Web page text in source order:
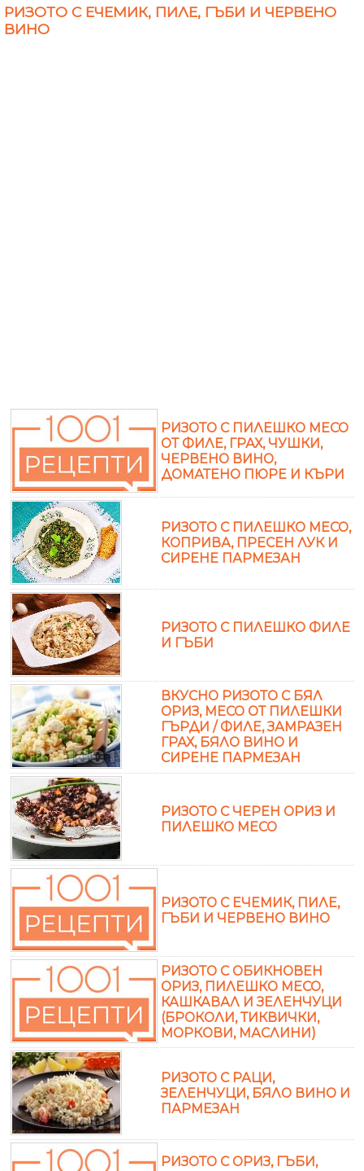
РИЗОТО С ЕЧЕМИК, ПИЛЕ, ГЪБИ И ЧЕРВЕНО
ВИНО
РИЗОТО С ПИЛЕШКО МЕСО
ОТ ФИЛЕ, ГРАХ, ЧУШКИ,
ЧЕРВЕНО ВИНО,
ДОМАТЕНО ПЮРЕ И КЪРИ
РИЗОТО С ПИЛЕШКО МЕСО,
КОПРИВА, ПРЕСЕН ЛУК И
СИРЕНЕ ПАРМЕЗАН
РИЗОТО С ПИЛЕШКО ФИЛЕ
И ГЪБИ
ВКУСНО РИЗОТО С БЯЛ
ОРИЗ, МЕСО ОТ ПИЛЕШКИ
ГЪРДИ / ФИЛЕ, ЗАМРАЗЕН
ГРАХ, БЯЛО ВИНО И
СИРЕНЕ ПАРМЕЗАН
РИЗОТО С ЧЕРЕН ОРИЗ И
ПИЛЕШКО МЕСО
РИЗОТО С ЕЧЕМИК, ПИЛЕ,
ГЪБИ И ЧЕРВЕНО ВИНО
РИЗОТО С ОБИКНОВЕН
ОРИЗ, ПИЛЕШКО МЕСО,
КАШКАВАЛ И ЗЕЛЕНЧУЦИ
(БРОКОЛИ, ТИКВИЧКИ,
МОРКОВИ, МАСЛИНИ)
РИЗОТО С РАЦИ,
ЗЕЛЕНЧУЦИ, БЯЛО ВИНО И
ПАРМЕЗАН
РИЗОТО С ОРИЗ, ГЪБИ,